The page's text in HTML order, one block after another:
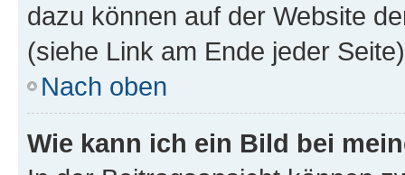
dazu können auf der Website
(siehe Link am Ende jeder
Nach oben
Wie kann ich ein Bild bei